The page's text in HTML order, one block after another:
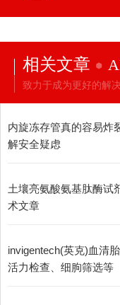
相关文章
致力于成为更好的解
内旋冻存管真的容易炸
解安全疑虑
土壤亮氨酸氨基肽酶试
术文章
invigentech(英克)血清
活力检查、细朐筛选等